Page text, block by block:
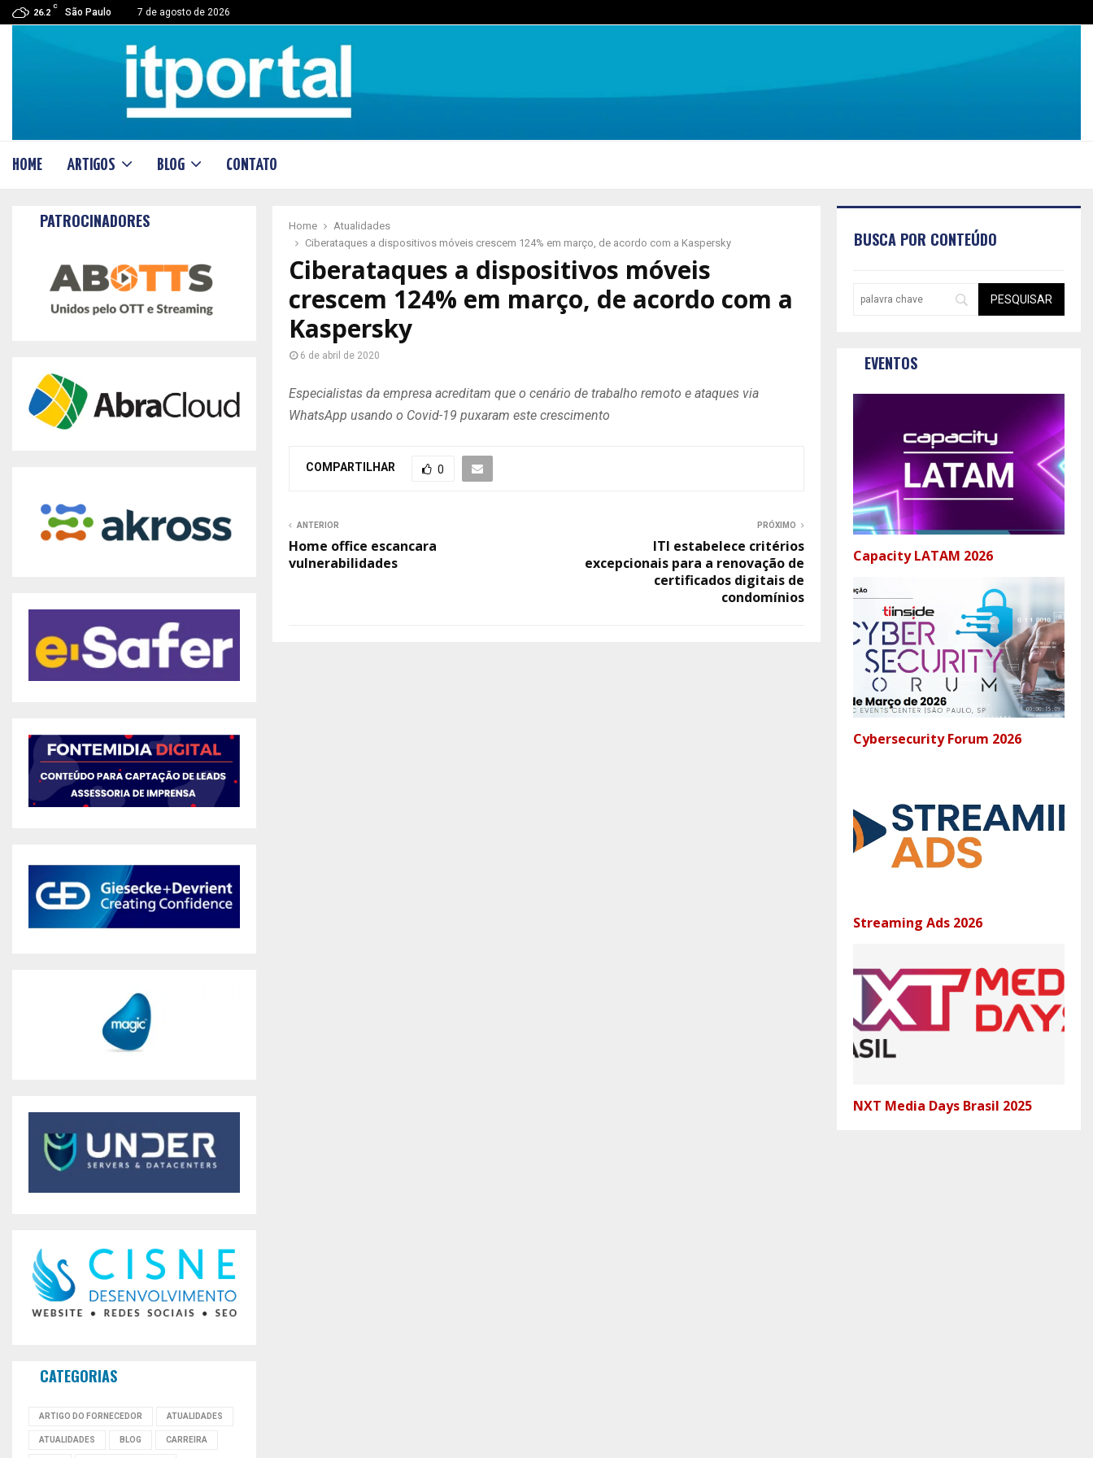
26.2
C
São Paulo 7 de agosto de 2026
HOME ARTIGOS BLOG CONTATO
Home
Atualidades
Ciberataques a dispositivos móveis crescem 124% em março, de acordo com a Kaspersky
Ciberataques a dispositivos móveis
crescem 124% em março, de acordo com a
Kaspersky
6 de abril de 2020
Especialistas da empresa acreditam que o cenário de trabalho remoto e ataques via
WhatsApp usando o Covid-19 puxaram este crescimento
COMPARTILHAR 0
ANTERIOR
Home office escancara
vulnerabilidades
PRÓXIMO
ITI estabelece critérios
excepcionais para a renovação de
certificados digitais de
condomínios
PATROCINADORES
CATEGORIAS
ARTIGO DO FORNECEDOR ATUALIDADES
ATUALIDADES BLOG CARREIRA
BUSCA POR CONTEÚDO
EVENTOS
Capacity LATAM 2026
Cybersecurity Forum 2026
Streaming Ads 2026
NXT Media Days Brasil 2025